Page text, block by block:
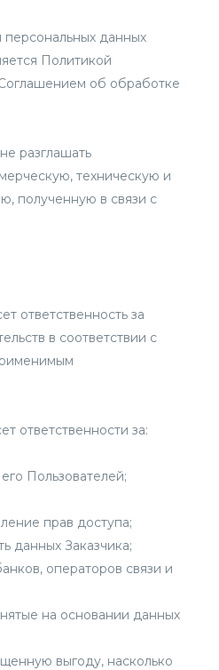
персональных данных
Политикой
об обработке
разглашать
техническую и
полученную в связи с
ответственность за
в соответствии с
ответственности за:
Пользователей;
прав доступа;
данных Заказчика;
операторов связи и
на основании данных
выгоду, насколько